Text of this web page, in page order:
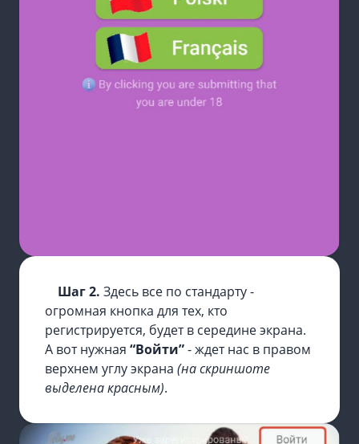
Шаг 2. Здесь все по стандарту -
огромная кнопка для тех, кто
регистрируется, будет в середине экрана.
А вот нужная “Войти”- ждет нас в правом
верхнем углу экрана (на скриншоте
выделена красным).